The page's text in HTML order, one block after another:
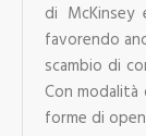
di McKinsey
favorendo
scambio di
Con
forme di